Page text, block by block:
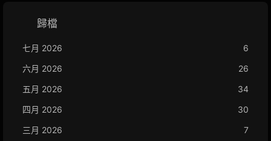
歸檔
七月 2026
6
六月 2026
26
五月 2026
34
四月 2026
30
三月 2026
7